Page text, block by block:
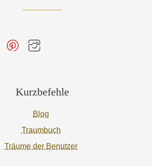
Kurzbefehle
Blog
Traumbuch
Träume der Benutzer